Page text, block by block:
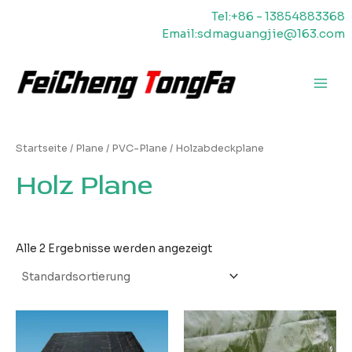
Tel:+86 - 13854883368
Email:sdmaguangjie@163.com
Startseite / Plane / PVC-Plane / Holzabdeckplane
Holz Plane
Alle 2 Ergebnisse werden angezeigt